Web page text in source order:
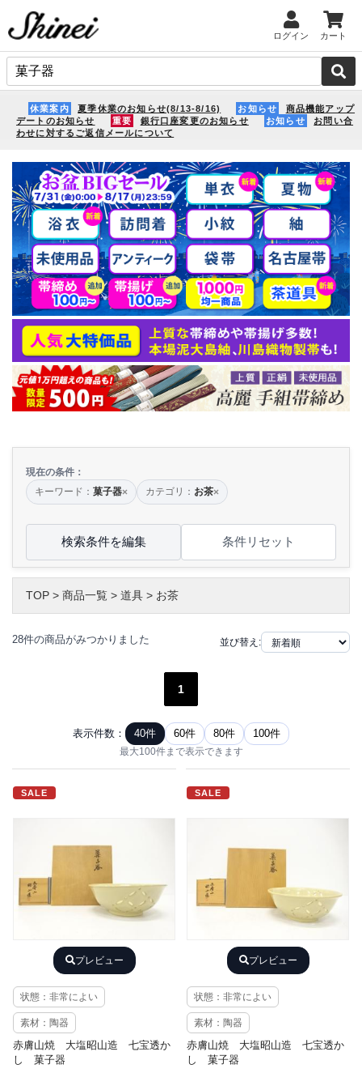
ログイン カート
休業案内 夏季休業のお知らせ(8/13-8/16) お知らせ
商品機能アップ
デートのお知らせ
重要 銀行口座変更のお知らせ お知らせ
お問い合
わせに対するご返信メールについて
現在の条件：
キーワード： 菓子器× カテゴリ： お茶×
検索条件を編集 条件リセット
TOP > 商品一覧 > 道具 > お茶
28件の商品がみつかりました 並び替え:
1
表示件数： 40件 60件 80件 100件
最大100件まで表示できます
SALE
プレビュー
状態：非常によい
素材：陶器
赤膚山焼 大塩昭山造 七宝透か
し 菓子器
SALE
プレビュー
状態：非常によい
素材：陶器
赤膚山焼 大塩昭山造 七宝透か
し 菓子器